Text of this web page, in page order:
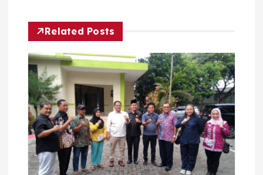
a
v
g
a
t
Related Posts